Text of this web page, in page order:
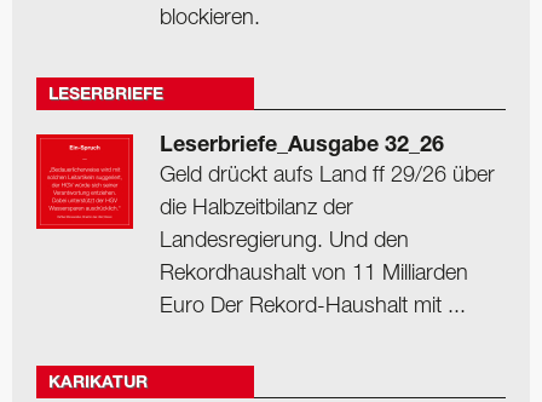
blockieren.
LESERBRIEFE
Leserbriefe_Ausgabe 32_26
Geld drückt aufs Land ff 29/26 über
die Halbzeitbilanz der
Landesregierung. Und den
Rekordhaushalt von 11 Milliarden
Euro Der Rekord-Haushalt mit ...
KARIKATUR